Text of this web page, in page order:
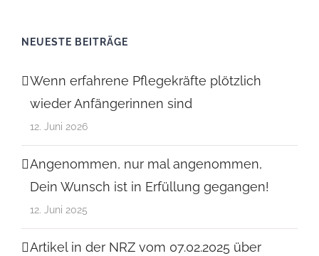
NEUESTE BEITRÄGE
Wenn erfahrene Pflegekräfte plötzlich
wieder Anfängerinnen sind
12. Juni 2026
Angenommen, nur mal angenommen,
Dein Wunsch ist in Erfüllung gegangen!
12. Juni 2025
Artikel in der NRZ vom 07.02.2025 über